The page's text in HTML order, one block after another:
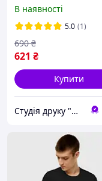
В наявності
5.0 (1)
621 ₴
690 ₴
Купити
Студія друку "Hard Print"